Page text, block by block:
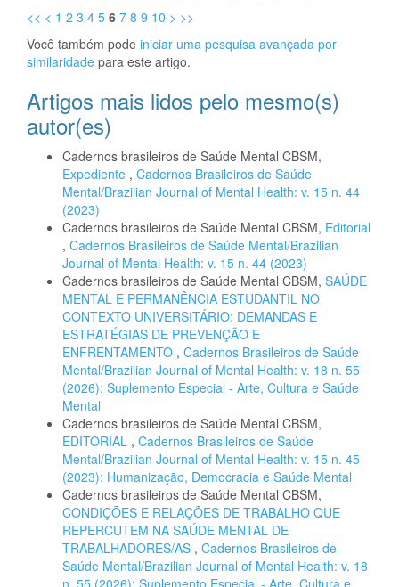
<< < 1 2 3 4 5 6 7 8 9 10 > >>
Você também pode iniciar uma pesquisa avançada por
similaridade para este artigo.
Artigos mais lidos pelo mesmo(s)
autor(es)
Cadernos brasileiros de Saúde Mental CBSM,
Expediente , Cadernos Brasileiros de Saúde
Mental/Brazilian Journal of Mental Health: v. 15 n. 44
(2023)
Cadernos brasileiros de Saúde Mental CBSM, Editorial
, Cadernos Brasileiros de Saúde Mental/Brazilian
Journal of Mental Health: v. 15 n. 44 (2023)
Cadernos brasileiros de Saúde Mental CBSM, SAÚDE
MENTAL E PERMANÊNCIA ESTUDANTIL NO
CONTEXTO UNIVERSITÁRIO: DEMANDAS E
ESTRATÉGIAS DE PREVENÇÃO E
ENFRENTAMENTO , Cadernos Brasileiros de Saúde
Mental/Brazilian Journal of Mental Health: v. 18 n. 55
(2026): Suplemento Especial - Arte, Cultura e Saúde
Mental
Cadernos brasileiros de Saúde Mental CBSM,
EDITORIAL , Cadernos Brasileiros de Saúde
Mental/Brazilian Journal of Mental Health: v. 15 n. 45
(2023): Humanização, Democracia e Saúde Mental
Cadernos brasileiros de Saúde Mental CBSM,
CONDIÇÕES E RELAÇÕES DE TRABALHO QUE
REPERCUTEM NA SAÚDE MENTAL DE
TRABALHADORES/AS , Cadernos Brasileiros de
Saúde Mental/Brazilian Journal of Mental Health: v. 18
n. 55 (2026): Suplemento Especial - Arte, Cultura e